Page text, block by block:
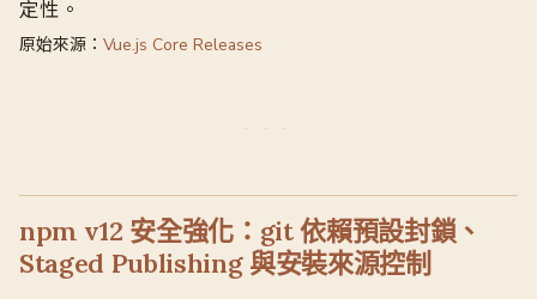
定性。
原始來源： Vue.js Core Releases
npm v12 安全強化：git 依賴預設封鎖、
Staged Publishing 與安裝來源控制